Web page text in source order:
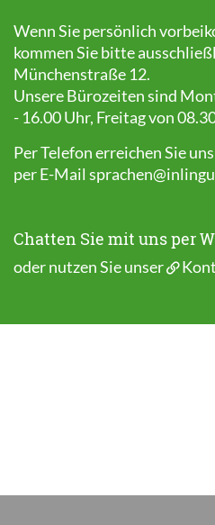
Wenn Sie persönlich
kommen Sie bitte
Münchenstraße 12.
Unsere Bürozeiten sind
- 16.00 Uhr, Freitag von
Per Telefon erreichen Sie
per E-Mail
Chatten Sie mit uns per
oder nutzen Sie unser